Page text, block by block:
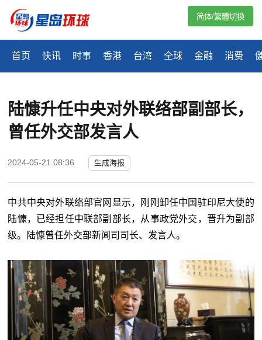
首页 快讯 时事 香港 台湾 全球 金融 消费
简体/繁體切換
陆慷升任中央对外联络部副部长，
曾任外交部发言人
2024-05-21 08:36 生成海报
中共中央对外联络部官网显示，刚刚卸任中国驻印尼大使的
陆慷，已经担任中联部副部长，从事政党外交，晋升为副部
级。陆慷曾任外交部新闻司司长、发言人。